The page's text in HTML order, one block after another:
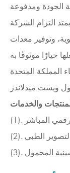
الجودة ومدفوعة
التزام الشركة
وتوفير معدات
خيارًا موثوقًا به
المباشر
التصوير الطبي
المحمول